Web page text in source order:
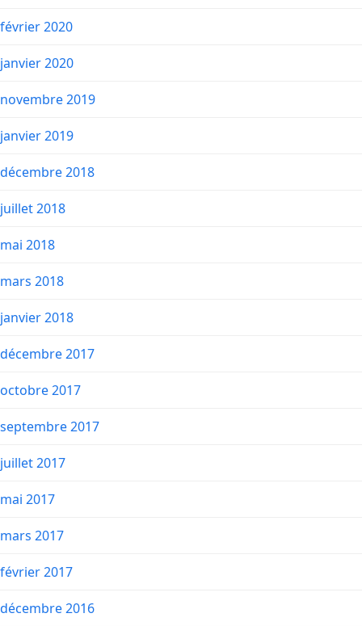
février 2020
janvier 2020
novembre 2019
janvier 2019
décembre 2018
juillet 2018
mai 2018
mars 2018
janvier 2018
décembre 2017
octobre 2017
septembre 2017
juillet 2017
mai 2017
mars 2017
février 2017
décembre 2016